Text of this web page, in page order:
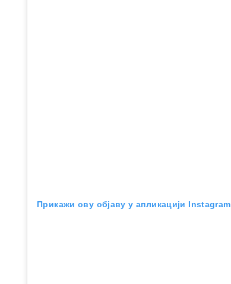
Прикажи ову објаву у апликацији Instagram